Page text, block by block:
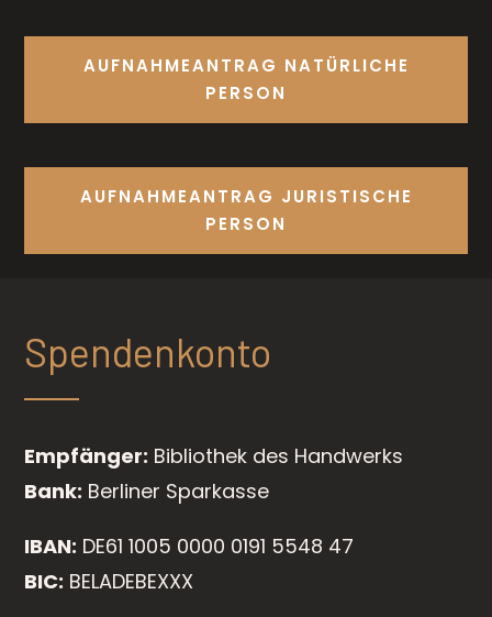
AUFNAHMEANTRAG NATÜRLICHE
PERSON
AUFNAHMEANTRAG JURISTISCHE
PERSON
Spendenkonto
Empfänger: Bibliothek des Handwerks
Bank: Berliner Sparkasse
IBAN: DE61 1005 0000 0191 5548 47
BIC: BELADEBEXXX